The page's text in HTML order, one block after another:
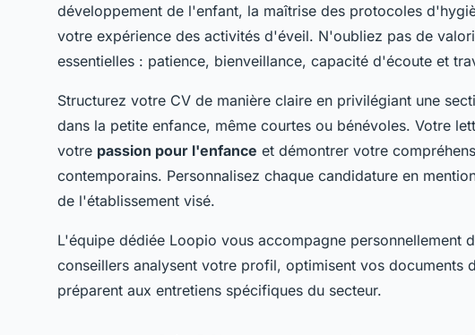
développement de l'enfant, la maîtrise des protocoles
votre expérience des activités d'éveil. N'oubliez pas de
essentielles : patience, bienveillance, capacité d'écoute et
Structurez votre CV de manière claire en privilégiant une
dans la petite enfance, même courtes ou bénévoles. Votre
votre passion pour l'enfance et démontrer votre
contemporains. Personnalisez chaque candidature en
de l'établissement visé.
L'équipe dédiée Loopio vous accompagne personnellement
conseillers analysent votre profil, optimisent vos documents
préparent aux entretiens spécifiques du secteur.